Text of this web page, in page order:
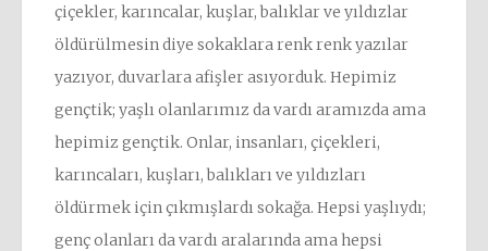
çiçekler, karıncalar, kuşlar, balıklar ve yıldızlar
öldürülmesin diye sokaklara renk renk yazılar
yazıyor, duvarlara afişler asıyorduk. Hepimiz
gençtik; yaşlı olanlarımız da vardı aramızda ama
hepimiz gençtik. Onlar, insanları, çiçekleri,
karıncaları, kuşları, balıkları ve yıldızları
öldürmek için çıkmışlardı sokağa. Hepsi yaşlıydı;
genç olanları da vardı aralarında ama hepsi